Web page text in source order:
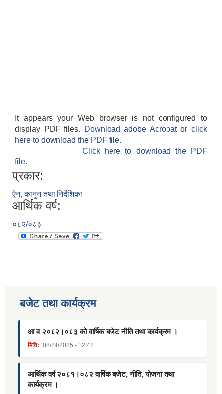
It appears your Web browser is not configured to
display PDF files.
Download adobe Acrobatorclick
here to download the PDF file.
Click here to download the PDF
file.
प्रकार:
ऐन, कानुन तथा निर्देशिका
आर्थिक वर्ष:
०८२/०८३
बजेट तथा कार्यक्रम
आ व २०८२।०८३ को वार्षिक बजेट नीति तथा कार्यक्रम ।
मिति: 08/24/2025 - 12:42
आर्थिक वर्ष २०८१।०८२ वार्षिक बजेट, नीति, योजना तथा
कार्यक्रम ।